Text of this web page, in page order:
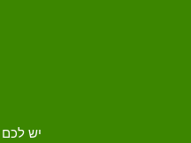
יש לכם